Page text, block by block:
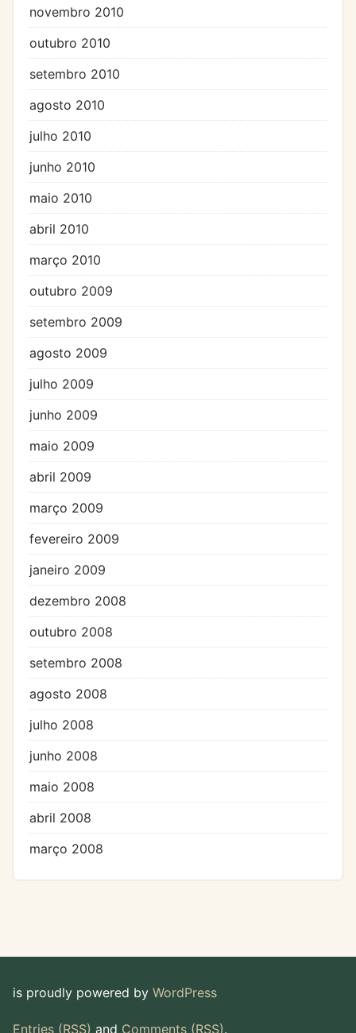
novembro 2010
outubro 2010
setembro 2010
agosto 2010
julho 2010
junho 2010
maio 2010
abril 2010
março 2010
outubro 2009
setembro 2009
agosto 2009
julho 2009
junho 2009
maio 2009
abril 2009
março 2009
fevereiro 2009
janeiro 2009
dezembro 2008
outubro 2008
setembro 2008
agosto 2008
julho 2008
junho 2008
maio 2008
abril 2008
março 2008
is proudly powered by WordPress
Entries (RSS) and Comments (RSS).